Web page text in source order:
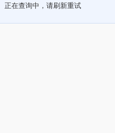
正在查询中，请刷新重试